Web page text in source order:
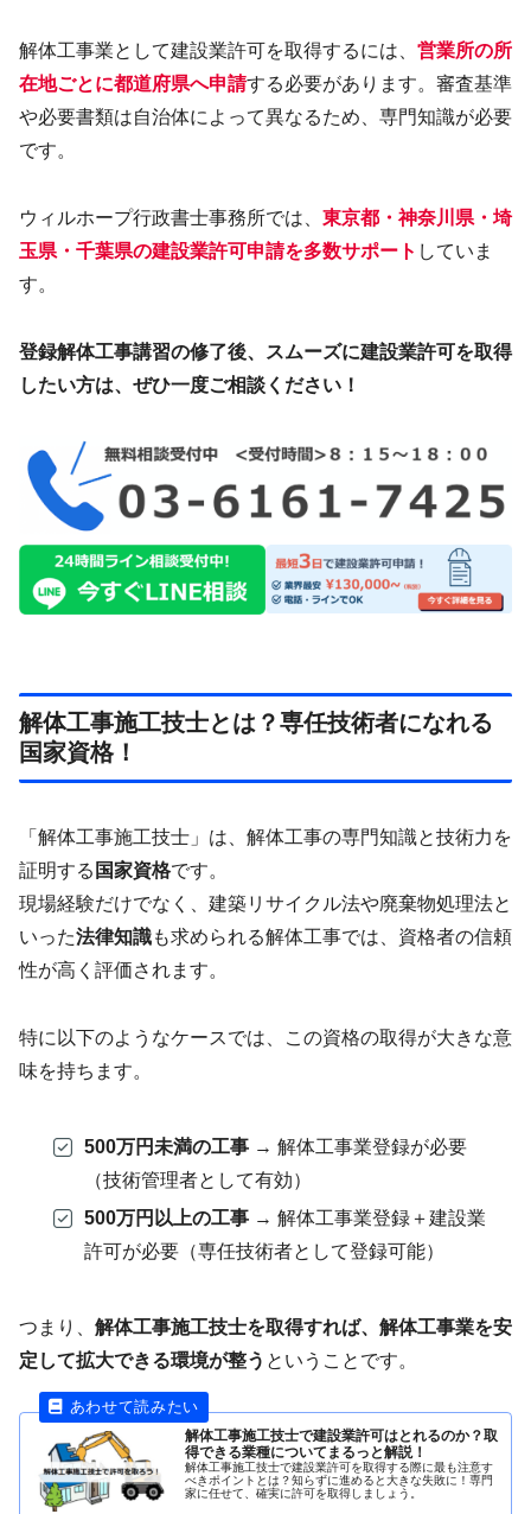
解体工事業として建設業許可を取得するには、 営業所の所
在地ごとに都道府県へ申請する必要があります。審査基準
や必要書類は自治体によって異なるため、専門知識が必要
です。
ウィルホープ行政書士事務所では、 東京都・神奈川県・埼
玉県・千葉県の建設業許可申請を多数サポート していま
す。
登録解体工事講習の修了後、スムーズに建設業許可を取得
したい方は、ぜひ一度ご相談ください！
解体工事施工技士とは？専任技術者になれる
国家資格！
「解体工事施工技士」は、解体工事の専門知識と技術力を
証明する 国家資格です。
現場経験だけでなく、建築リサイクル法や廃棄物処理法と
いった法律知識も求められる解体工事では、資格者の信頼
性が高く評価されます。
特に以下のようなケースでは、この資格の取得が大きな意
味を持ちます。
500万円未満の工事→ 解体工事業登録が必要
（技術管理者として有効）
500万円以上の工事→ 解体工事業登録＋建設業
許可が必要（専任技術者として登録可能）
つまり、 解体工事施工技士を取得すれば、解体工事業を安
定して拡大できる環境が整う ということです。
解体工事施工技士で建設業許可はとれるのか？取
得できる業種についてまるっと解説！
解体工事施工技士で建設業許可を取得する際に最も注意す
べきポイントとは？知らずに進めると大きな失敗に！専門
家に任せて、確実に許可を取得しましょう。